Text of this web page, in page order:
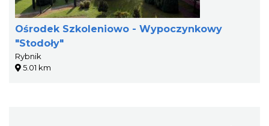
Ośrodek Szkoleniowo - Wypoczynkowy
"Stodoły"
Rybnik
5.01 km